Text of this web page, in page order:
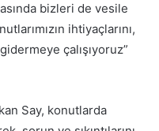
bizleri de vesile
ihtiyaçlarını,
çalışıyoruz”
Say, konutlarda